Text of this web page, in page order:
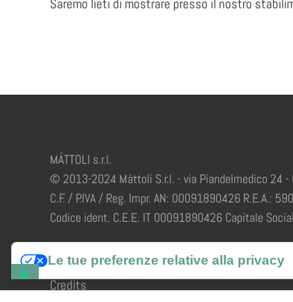
Saremo lieti di mostrare presso il nostro
MÁTTOLI s.r.l.
© 2013-2024 Máttoli S.r.l. - via Piandelmedico 24 -
C.F. / P.IVA / Reg. Impr. AN: 00091890426 R.E.A.:
Codice ident. C.E.E. IT 00091890426 Capitale
Credits
Le tue preferenze relative alla privacy